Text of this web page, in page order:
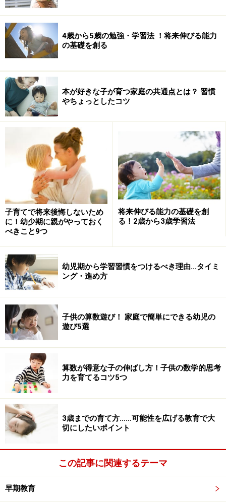
4歳から5歳の勉強・学習法 ！将来伸びる能力
の基礎を創る
本が好きな子が育つ家庭の共通点とは？ 習慣
やちょっとしたコツ
子育てで将来後悔しないため
に！幼少期に親がやっておく
べきこと9つ
将来伸びる能力の基礎を創
る！2歳から3歳学習法
幼児期から学習習慣をつけるべき理由…タイミ
ング・進め方
子供の算数遊び！ 家庭で簡単にできる幼児の
遊び5選
算数が得意な子の伸ばし方！子供の数学的思考
力を育てるコツ5つ
3歳までの育て方……可能性を広げる教育で大
切にしたいポイント
この記事に関連するテーマ
早期教育